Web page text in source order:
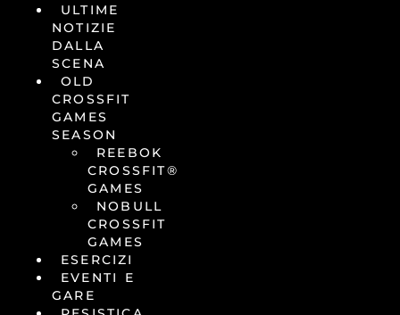
ULTIME
NOTIZIE
DALLA
SCENA
OLD
CROSSFIT
GAMES
SEASON
REEBOK
CROSSFIT®
GAMES
NOBULL
CROSSFIT
GAMES
ESERCIZI
EVENTI E
GARE